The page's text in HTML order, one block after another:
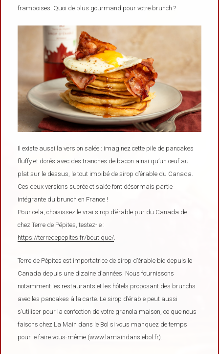
framboises. Quoi de plus gourmand pour votre brunch ?
Il existe aussi la version salée : imaginez cette pile de pancakes
fluffy et dorés avec des tranches de bacon ainsi qu’un œuf au
plat sur le dessus, le tout imbibé de sirop d’érable du Canada.
Ces deux versions sucrée et salée font désormais partie
intégrante du brunch en France !
Pour cela, choisissez le vrai sirop d’érable pur du Canada de
chez Terre de Pépites, testez-le :
https://terredepepites.fr/boutique/
Terre de Pépites est importatrice de sirop d’érable bio depuis le
Canada depuis une dizaine d’années. Nous fournissons
notamment les restaurants et les hôtels proposant des brunchs
avec les pancakes à la carte. Le sirop d’érable peut aussi
s’utiliser pour la confection de votre granola maison, ce que nous
faisons chez La Main dans le Bol si vous manquez de temps
pour le faire vous-même (www.lamaindanslebol.fr).